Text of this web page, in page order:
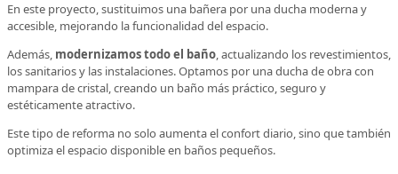
En este proyecto, sustituimos una bañera por una ducha moderna y
accesible, mejorando la funcionalidad del espacio.
Además, modernizamos todo el baño, actualizando los revestimientos,
los sanitarios y las instalaciones. Optamos por una ducha de obra con
mampara de cristal, creando un baño más práctico, seguro y
estéticamente atractivo.
Este tipo de reforma no solo aumenta el confort diario, sino que también
optimiza el espacio disponible en baños pequeños.